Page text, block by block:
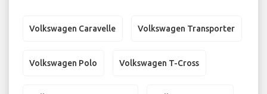
Volkswagen Caravelle Volkswagen Transporter
Volkswagen Polo Volkswagen T-Cross